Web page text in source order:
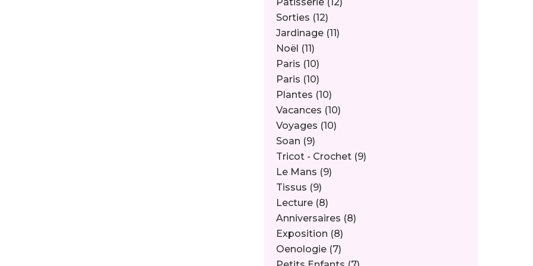
Sorties (12)
Jardinage (11)
Noël (11)
Paris (10)
Paris (10)
Plantes (10)
Vacances (10)
Voyages (10)
Soan (9)
Tricot - Crochet (9)
Le Mans (9)
Tissus (9)
Lecture (8)
Anniversaires (8)
Exposition (8)
Oenologie (7)